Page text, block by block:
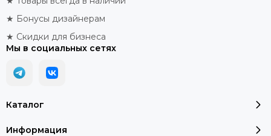
Каталог
Информация
★ Бонусы дизайнерам
★ Скидки для бизнеса
Мы в социальных сетях